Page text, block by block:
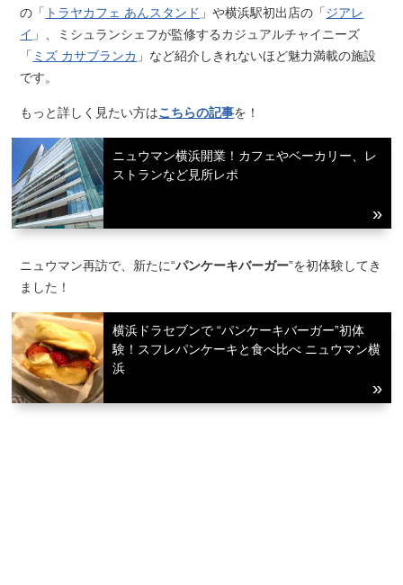
の「 トラヤカフェ あんスタンド 」や横浜駅初出店の「 ジアレ
イ 」、ミシュランシェフが監修するカジュアルチャイニーズ
「 ミズ カサブランカ 」など紹介しきれないほど魅力満載の施設
です。
もっと詳しく見たい方はこちらの記事を！
ニュウマン横浜開業！カフェやベーカリー、レ
ストランなど見所レポ
ニュウマン再訪で、新たに“パンケーキバーガー”を初体験してき
ました！
横浜ドラセブンで “パンケーキバーガー”初体
験！スフレパンケーキと食べ比べ ニュウマン横
浜